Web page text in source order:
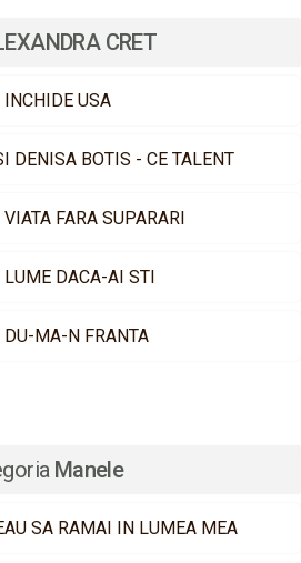
CRET
USA
DENISA BOTIS - CE TALENT
FARA SUPARARI
DACA-AI STI
MA-N FRANTA
Manele
SA RAMAI IN LUMEA MEA